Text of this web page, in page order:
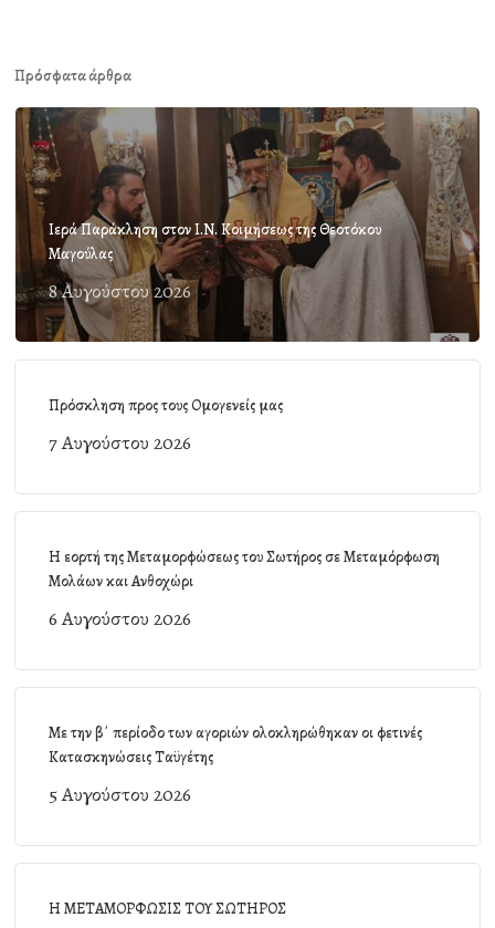
Πρόσφατα άρθρα
Ιερά Παράκληση στον Ι.Ν. Κοιμήσεως της Θεοτόκου
Μαγούλας
8 Αυγούστου 2026
Πρόσκληση προς τους Ομογενείς μας
7 Αυγούστου 2026
Η εορτή της Μεταμορφώσεως του Σωτήρος σε Μεταμόρφωση
Μολάων και Ανθοχώρι
6 Αυγούστου 2026
Με την β΄ περίοδο των αγοριών ολοκληρώθηκαν οι φετινές
Κατασκηνώσεις Ταϋγέτης
5 Αυγούστου 2026
Η ΜΕΤΑΜΟΡΦΩΣΙΣ ΤΟΥ ΣΩΤΗΡΟΣ